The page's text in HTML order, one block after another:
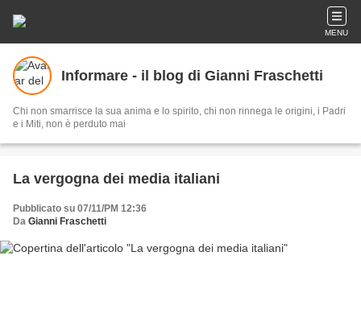
MENU
Informare - il blog di Gianni Fraschetti
Chi non smarrisce la sua anima e lo spirito, chi non rinnega le origini, i Padri
e i Miti, non è perduto mai
La vergogna dei media italiani
Pubblicato su 07/11/PM 12:36
Da Gianni Fraschetti